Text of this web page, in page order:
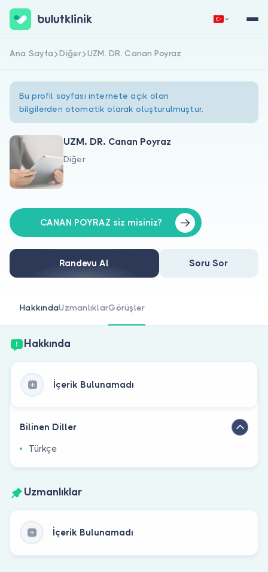
Hakkımızda
Doktorlar için
Doktor musunuz?
Hemen Kaydol Giriş Yap
Ana Sayfa Diğer UZM. DR. Canan Poyraz
Bu profil sayfası internete açık olan
bilgilerden otomatik olarak oluşturulmuştur.
UZM. DR. Canan Poyraz
Diğer
CANAN POYRAZ siz misiniz?
Randevu Al Soru Sor
HakkındaUzmanlıklarGörüşler
Hakkında
İçerik Bulunamadı
Bilinen Diller
Türkçe
Uzmanlıklar
İçerik Bulunamadı